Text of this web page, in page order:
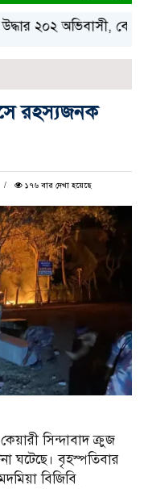
২০২ অভিবাসী, বেশিরভাগই
রহস্যজনক
১৭৬ বার দেখা হয়েছে
সিন্দাবাদ ক্রুজ
ঘটেছে। বৃহস্পতিবার
বিজিবি